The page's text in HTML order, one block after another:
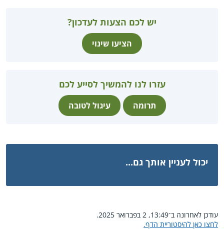
יש לכם הצעות לעדכון?
הציעו שינוי
עזרו לנו להמשיך לסייע לכם
תרומה עיגול לטובה
יכול לעניין אותך גם...
עודכן לאחרונה ב־13:49, 2 בפברואר 2025.
לחצו כאן להיסטוריית הדף.